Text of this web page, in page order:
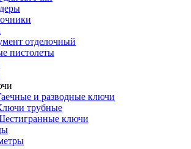
отделочный
пистолеты
и разводные ключи
трубные
ключи